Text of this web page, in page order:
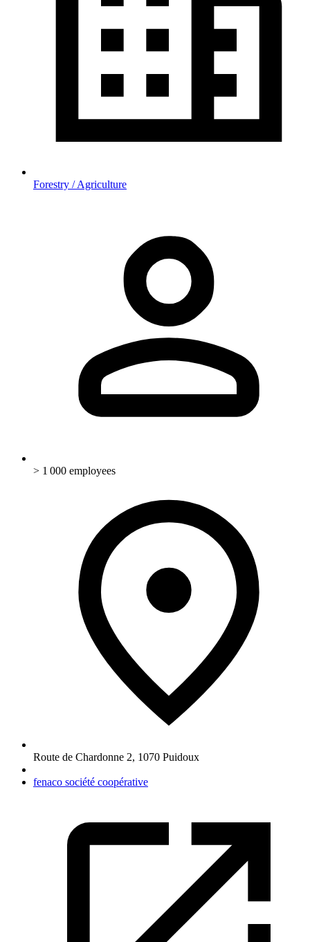
Forestry / Agriculture
> 1 000 employees
Route de Chardonne 2, 1070 Puidoux
fenaco société coopérative